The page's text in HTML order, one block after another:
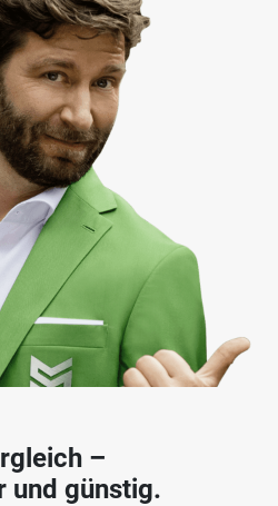
–
und günstig.